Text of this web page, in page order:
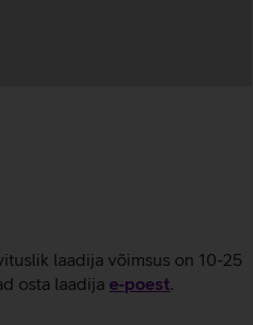
laadija võimsus on 10-25
osta laadija e‑poest.